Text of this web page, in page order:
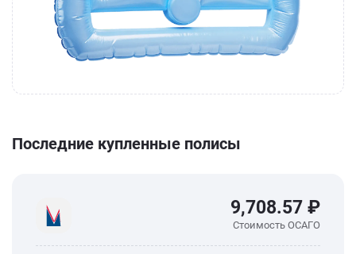
Последние купленные полисы
9,708.57 ₽
Стоимость ОСАГО